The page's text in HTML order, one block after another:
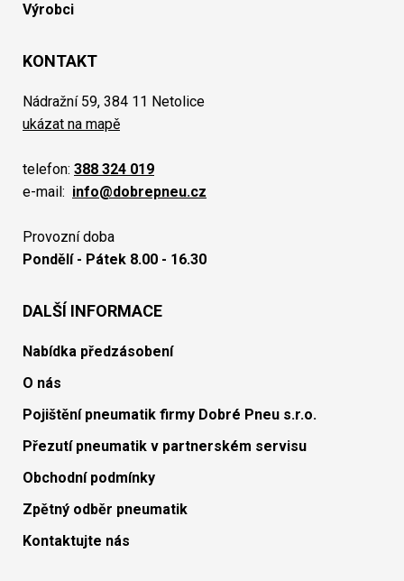
Výrobci
KONTAKT
Nádražní 59, 384 11 Netolice
ukázat na mapě
telefon: 388 324 019
e-mail: info@dobrepneu.cz
Provozní doba
Pondělí - Pátek 8.00 - 16.30
DALŠÍ INFORMACE
Nabídka předzásobení
O nás
Pojištění pneumatik firmy Dobré Pneu s.r.o.
Přezutí pneumatik v partnerském servisu
Obchodní podmínky
Zpětný odběr pneumatik
Kontaktujte nás